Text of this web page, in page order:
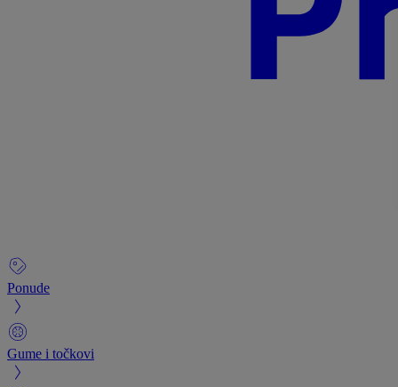
Ponude
Gume i točkovi